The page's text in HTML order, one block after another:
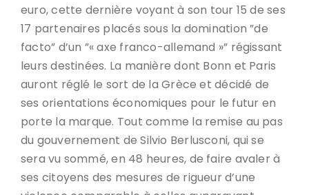
euro, cette dernière voyant à son tour 15 de ses
17 partenaires placés sous la domination ”de
facto” d’un ”« axe franco-allemand »” régissant
leurs destinées. La manière dont Bonn et Paris
auront réglé le sort de la Grèce et décidé de
ses orientations économiques pour le futur en
porte la marque. Tout comme la remise au pas
du gouvernement de Silvio Berlusconi, qui se
sera vu sommé, en 48 heures, de faire avaler à
ses citoyens des mesures de rigueur d’une